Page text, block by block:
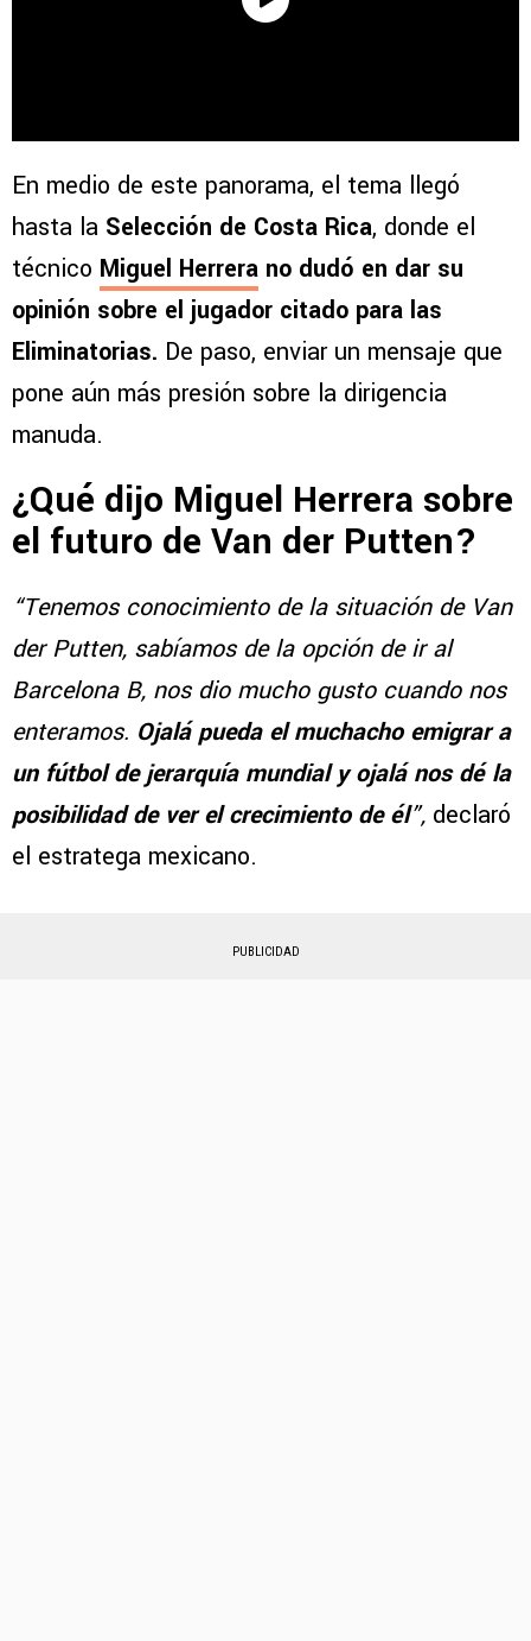
En medio de este panorama, el tema llegó
hasta la Selección de Costa Rica, donde el
técnico Miguel Herrera no dudó en dar su
opinión sobre el jugador citado para las
Eliminatorias. De paso, enviar un mensaje que
pone aún más presión sobre la dirigencia
manuda.
¿Qué dijo Miguel Herrera sobre
el futuro de Van der Putten?
“Tenemos conocimiento de la situación de Van
der Putten, sabíamos de la opción de ir al
Barcelona B, nos dio mucho gusto cuando nos
enteramos. Ojalá pueda el muchacho emigrar a
un fútbol de jerarquía mundial y ojalá nos dé la
posibilidad de ver el crecimiento de él”, declaró
el estratega mexicano.
PUBLICIDAD